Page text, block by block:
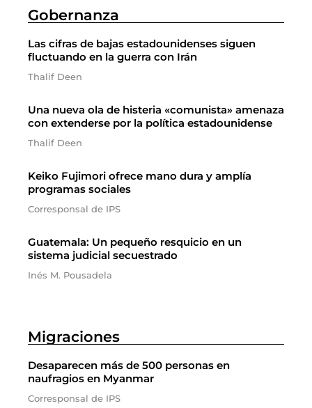
Gobernanza
Las cifras de bajas estadounidenses siguen
fluctuando en la guerra con Irán
Thalif Deen
Una nueva ola de histeria «comunista» amenaza
con extenderse por la política estadounidense
Thalif Deen
Keiko Fujimori ofrece mano dura y amplía
programas sociales
Corresponsal de IPS
Guatemala: Un pequeño resquicio en un
sistema judicial secuestrado
Inés M. Pousadela
Migraciones
Desaparecen más de 500 personas en
naufragios en Myanmar
Corresponsal de IPS